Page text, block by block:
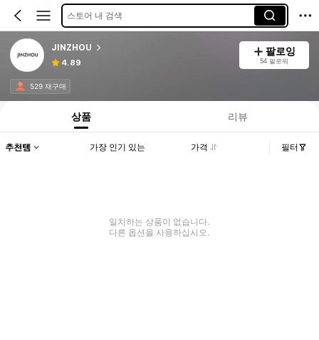
스토어 내 검색
JINZHOU
4.89
팔로잉
54 팔로워
529 재구매
상품 리뷰
추천템 가장 인기 있는 가격 필터
일치하는 상품이 없습니다.
다른 옵션을 사용하십시오.